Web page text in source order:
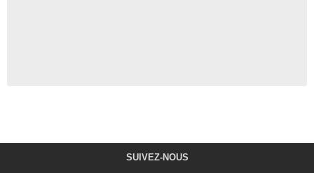
SUIVEZ-NOUS